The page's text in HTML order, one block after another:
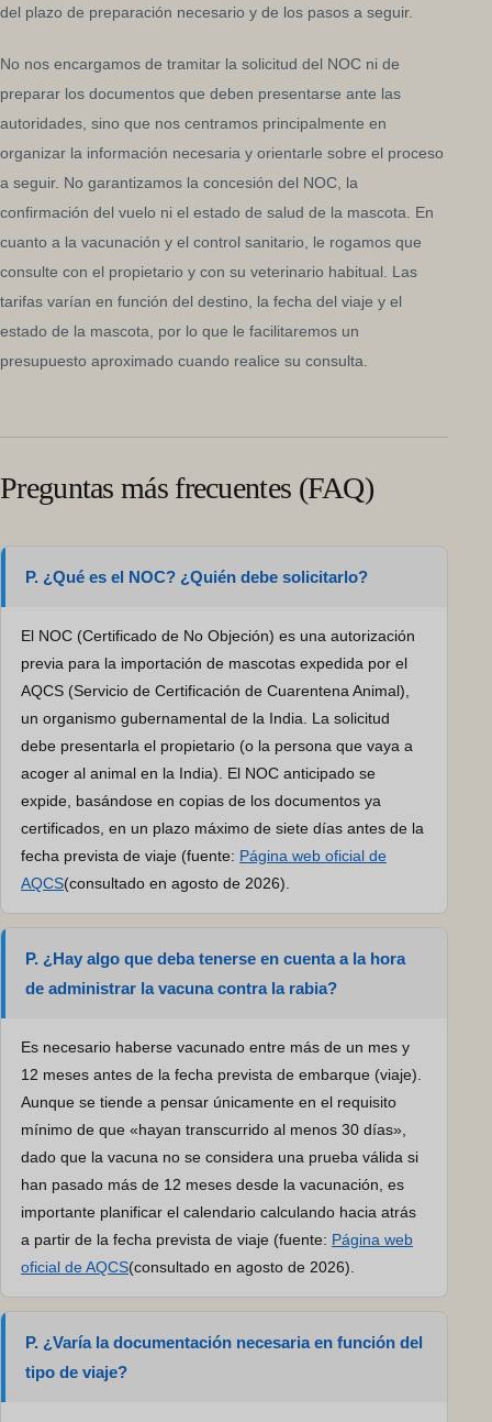
del plazo de preparación necesario y de los pasos a seguir.
No nos encargamos de tramitar la solicitud del NOC ni de
preparar los documentos que deben presentarse ante las
autoridades, sino que nos centramos principalmente en
organizar la información necesaria y orientarle sobre el proceso
a seguir. No garantizamos la concesión del NOC, la
confirmación del vuelo ni el estado de salud de la mascota. En
cuanto a la vacunación y el control sanitario, le rogamos que
consulte con el propietario y con su veterinario habitual. Las
tarifas varían en función del destino, la fecha del viaje y el
estado de la mascota, por lo que le facilitaremos un
presupuesto aproximado cuando realice su consulta.
Preguntas más frecuentes (FAQ)
P. ¿Qué es el NOC? ¿Quién debe solicitarlo?
El NOC (Certificado de No Objeción) es una autorización
previa para la importación de mascotas expedida por el
AQCS (Servicio de Certificación de Cuarentena Animal),
un organismo gubernamental de la India. La solicitud
debe presentarla el propietario (o la persona que vaya a
acoger al animal en la India). El NOC anticipado se
expide, basándose en copias de los documentos ya
certificados, en un plazo máximo de siete días antes de la
fecha prevista de viaje (fuente: Página web oficial de
AQCS(consultado en agosto de 2026).
P. ¿Hay algo que deba tenerse en cuenta a la hora
de administrar la vacuna contra la rabia?
Es necesario haberse vacunado entre más de un mes y
12 meses antes de la fecha prevista de embarque (viaje).
Aunque se tiende a pensar únicamente en el requisito
mínimo de que «hayan transcurrido al menos 30 días»,
dado que la vacuna no se considera una prueba válida si
han pasado más de 12 meses desde la vacunación, es
importante planificar el calendario calculando hacia atrás
a partir de la fecha prevista de viaje (fuente: Página web
oficial de AQCS(consultado en agosto de 2026).
P. ¿Varía la documentación necesaria en función del
tipo de viaje?